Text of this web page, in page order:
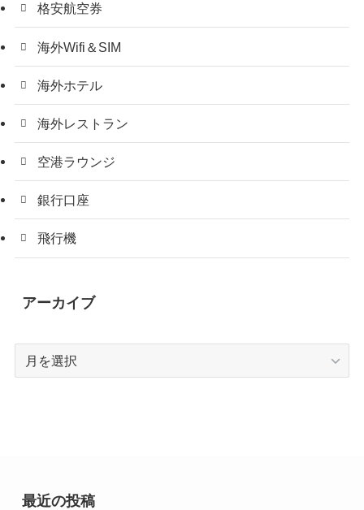
格安航空券
海外Wifi＆SIM
海外ホテル
海外レストラン
空港ラウンジ
銀行口座
飛行機
アーカイブ
最近の投稿